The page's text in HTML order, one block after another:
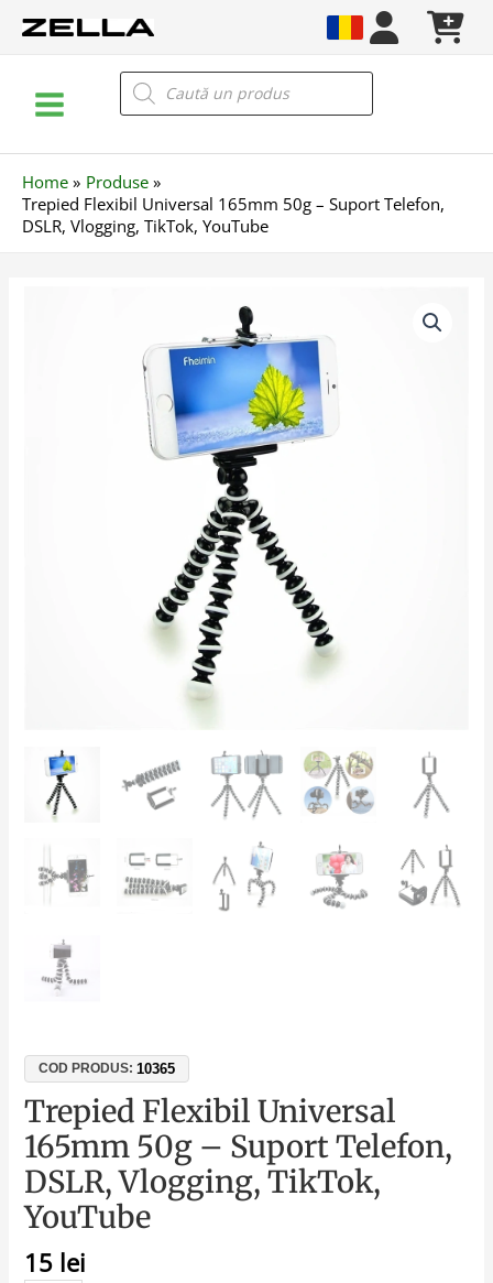
Menu
Products
search
Home
Produse
Trepied Flexibil Universal 165mm 50g – Suport Telefon,
DSLR, Vlogging, TikTok, YouTube
COD PRODUS:10365
Trepied Flexibil Universal
165mm 50g – Suport Telefon,
DSLR, Vlogging, TikTok,
YouTube
15 lei